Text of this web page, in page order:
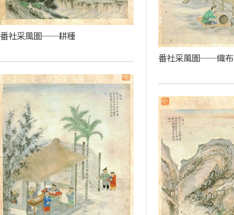
番社采風圖──耕種
番社采風圖──織布